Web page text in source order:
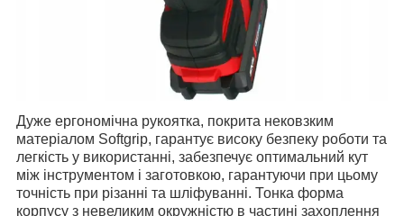
Дуже ергономічна рукоятка, покрита нековзким
матеріалом Softgrip, гарантує високу безпеку роботи та
легкість у використанні, забезпечує оптимальний кут
між інструментом і заготовкою, гарантуючи при цьому
точність при різанні та шліфуванні. Тонка форма
корпусу з невеликим окружністю в частині захоплення